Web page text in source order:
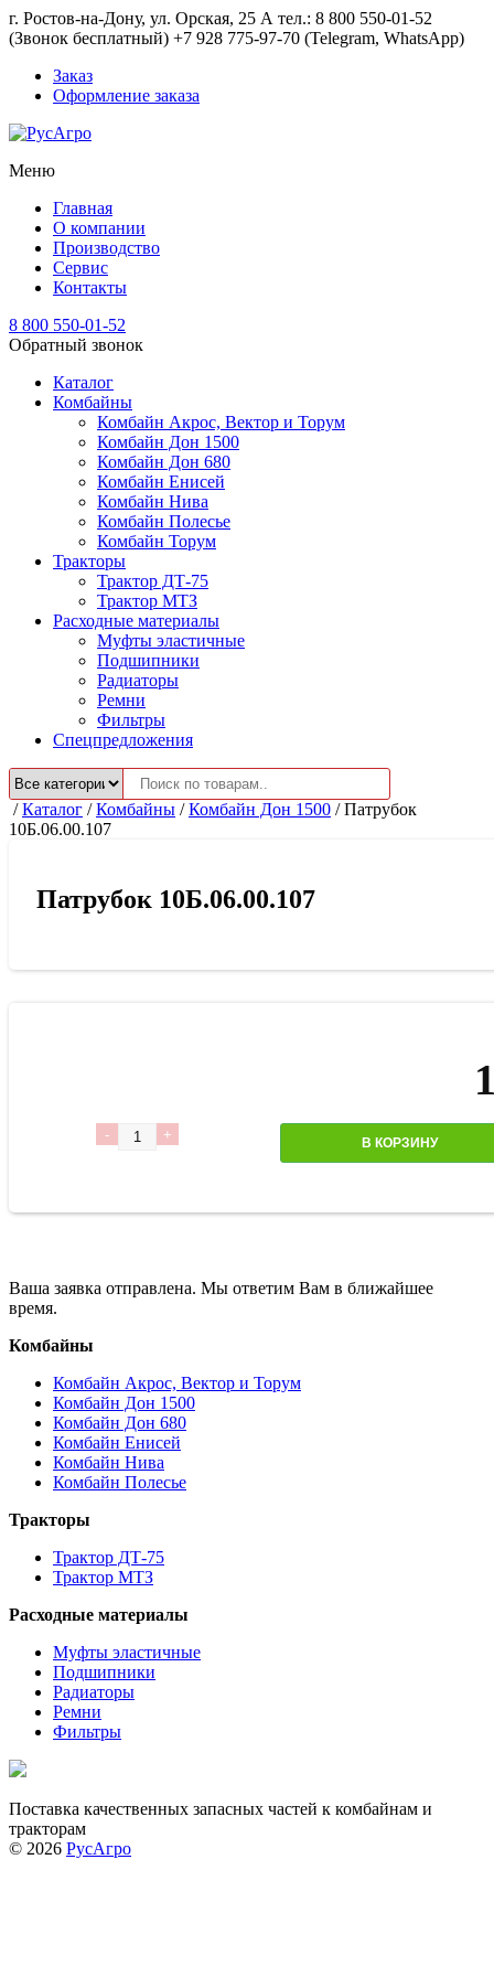
г. Ростов-на-Дону, ул. Орская, 25 А тел.: 8 800 550-01-52
(Звонок бесплатный) +7 928 775-97-70 (Telegram, WhatsApp)
Заказ
Оформление заказа
Меню
Главная
О компании
Производство
Сервис
Контакты
8 800 550-01-52
Обратный звонок
Каталог
Комбайны
Комбайн Акрос, Вектор и Торум
Комбайн Дон 1500
Комбайн Дон 680
Комбайн Енисей
Комбайн Нива
Комбайн Полесье
Комбайн Торум
Тракторы
Трактор ДТ-75
Трактор МТЗ
Расходные материалы
Муфты эластичные
Подшипники
Радиаторы
Ремни
Фильтры
Спецпредложения
/Каталог /Комбайны /Комбайн Дон 1500 /Патрубок
10Б.06.00.107
Патрубок 10Б.06.00.107
Количество
В КОРЗИНУ
Ваша заявка отправлена. Мы ответим Вам в ближайшее
время.
Комбайны
Комбайн Акрос, Вектор и Торум
Комбайн Дон 1500
Комбайн Дон 680
Комбайн Енисей
Комбайн Нива
Комбайн Полесье
Тракторы
Трактор ДТ-75
Трактор МТЗ
Расходные материалы
Муфты эластичные
Подшипники
Радиаторы
Ремни
Фильтры
Поставка качественных запасных частей к комбайнам и
тракторам
© 2026 РусАгро